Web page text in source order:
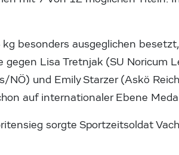
besonders ausgeglichen
Lisa Tretnjak (SU Noricum
NÖ) und Emily Starzer (Askö
auf internationaler Ebene
sorgte Sportzeitsoldat